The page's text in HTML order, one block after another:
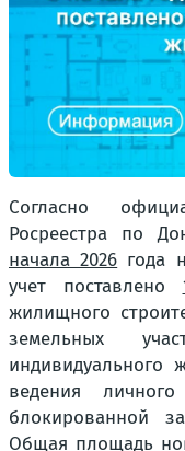
Согласно
Росреестра по
начала 2026 года
учет поставлено
жилищного
земельных
индивидуального
ведения
блокированной
Общая площадь